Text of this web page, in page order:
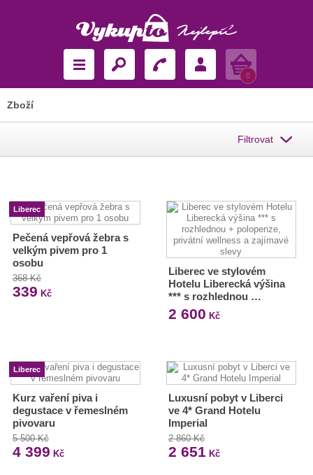
Košík
0
Zboží
Filtrovat
Liberec
Pečená vepřová žebra s
velkým pivem pro 1
osobu
368 Kč
339 Kč
Liberec ve stylovém
Hotelu Liberecká výšina
*** s rozhlednou …
2 600 Kč
Liberec
Kurz vaření piva i
degustace v řemeslném
pivovaru
5 500 Kč
4 399 Kč
Luxusní pobyt v Liberci
ve 4* Grand Hotelu
Imperial
2 860 Kč
2 651 Kč